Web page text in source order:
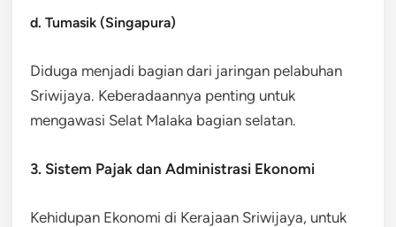
d. Tumasik (Singapura)
Diduga menjadi bagian dari jaringan pelabuhan
Sriwijaya. Keberadaannya penting untuk
mengawasi Selat Malaka bagian selatan.
3. Sistem Pajak dan Administrasi Ekonomi
Kehidupan Ekonomi di Kerajaan Sriwijaya, untuk